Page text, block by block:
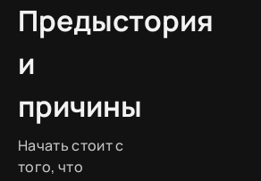
Предыстория
и
причины
Начать стоит с
того, что